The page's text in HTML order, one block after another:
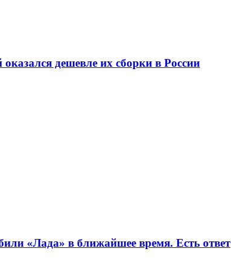
дешевле их сборки в России
«Лада» в ближайшее время. Есть ответ